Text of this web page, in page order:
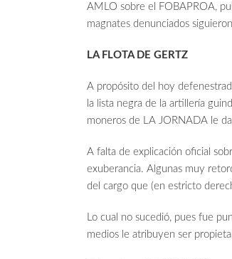
AMLO sobre el FOBAPROA,
magnates denunciados
LA FLOTA DE GERTZ
A propósito del hoy
la lista negra de la artillería
moneros de LA JORNADA le
A falta de explicación oficial
exuberancia. Algunas muy
del cargo que (en estricto
Lo cual no sucedió, pues fue
medios le atribuyen ser